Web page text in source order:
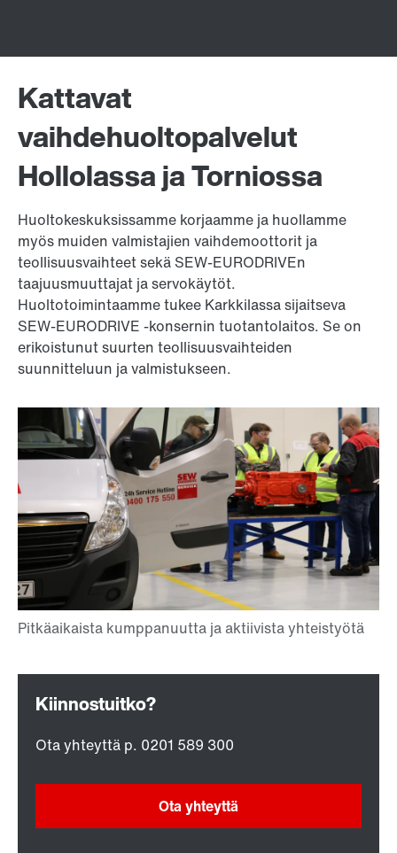
Kattavat
vaihdehuoltopalvelut
Hollolassa ja Torniossa
Huoltokeskuksissamme korjaamme ja huollamme
myös muiden valmistajien vaihdemoottorit ja
teollisuusvaihteet sekä SEW-EURODRIVEn
taajuusmuuttajat ja servokäytöt.
Huoltotoimintaamme tukee Karkkilassa sijaitseva
SEW-EURODRIVE -konsernin tuotantolaitos. Se on
erikoistunut suurten teollisuusvaihteiden
suunnitteluun ja valmistukseen.
Ota yhteyttä p. 0201 589 300
Ota yhteyttä